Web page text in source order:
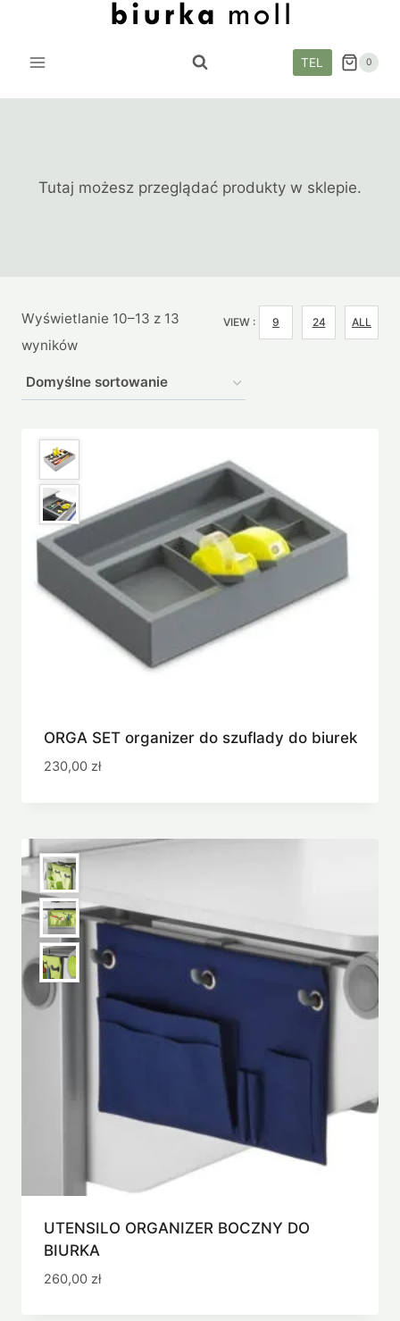
treści
TEL 0
Tutaj możesz przeglądać produkty w sklepie.
VIEW : 9 24 ALL
Wyświetlanie 10–13 z 13
wyników
ORGA SET organizer do szuflady do biurek
230,00 zł
UTENSILO ORGANIZER BOCZNY DO
BIURKA
260,00 zł